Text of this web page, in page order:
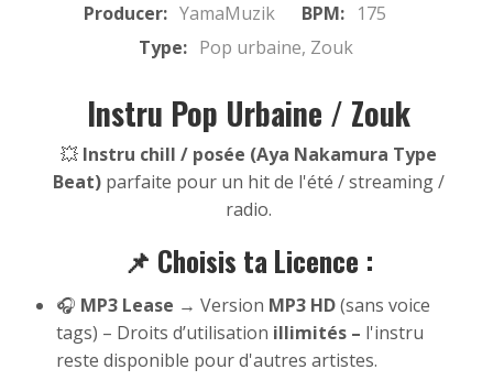
Producer: YamaMuzik BPM: 175
Type: Pop urbaine, Zouk
Instru Pop Urbaine / Zouk
💥 Instru chill / posée (Aya Nakamura Type
Beat) parfaite pour un hit de l'été / streaming /
radio.
📌 Choisis ta Licence :
🎧 MP3 Lease → Version MP3 HD(sans voice
tags) – Droits d’utilisation illimités – l'instru
reste disponible pour d'autres artistes.